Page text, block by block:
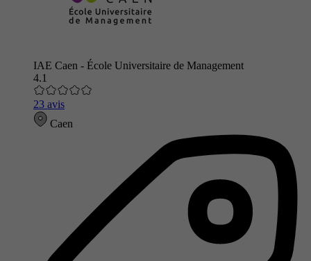
IAE Caen - École Universitaire de Management
4.1
23 avis
Caen